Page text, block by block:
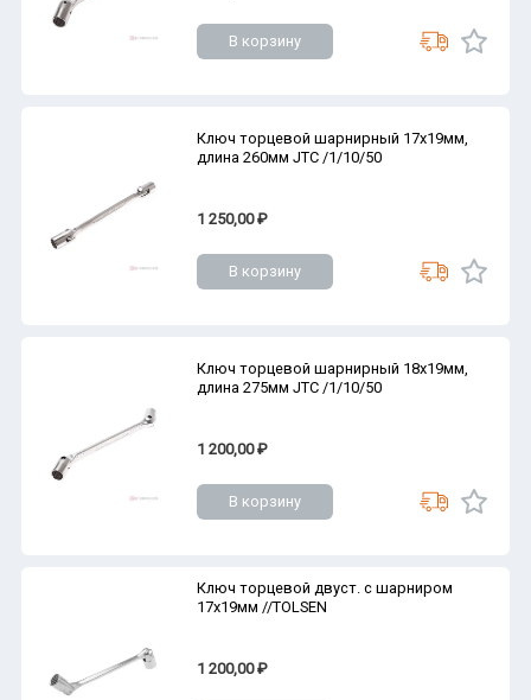
В корзину
Ключ торцевой шарнирный 17х19мм,
длина 260мм JTC /1/10/50
1 250,00 ₽
В корзину
Ключ торцевой шарнирный 18х19мм,
длина 275мм JTC /1/10/50
1 200,00 ₽
В корзину
Ключ торцевой двуст. с шарниром
17x19мм //TOLSEN
1 200,00 ₽